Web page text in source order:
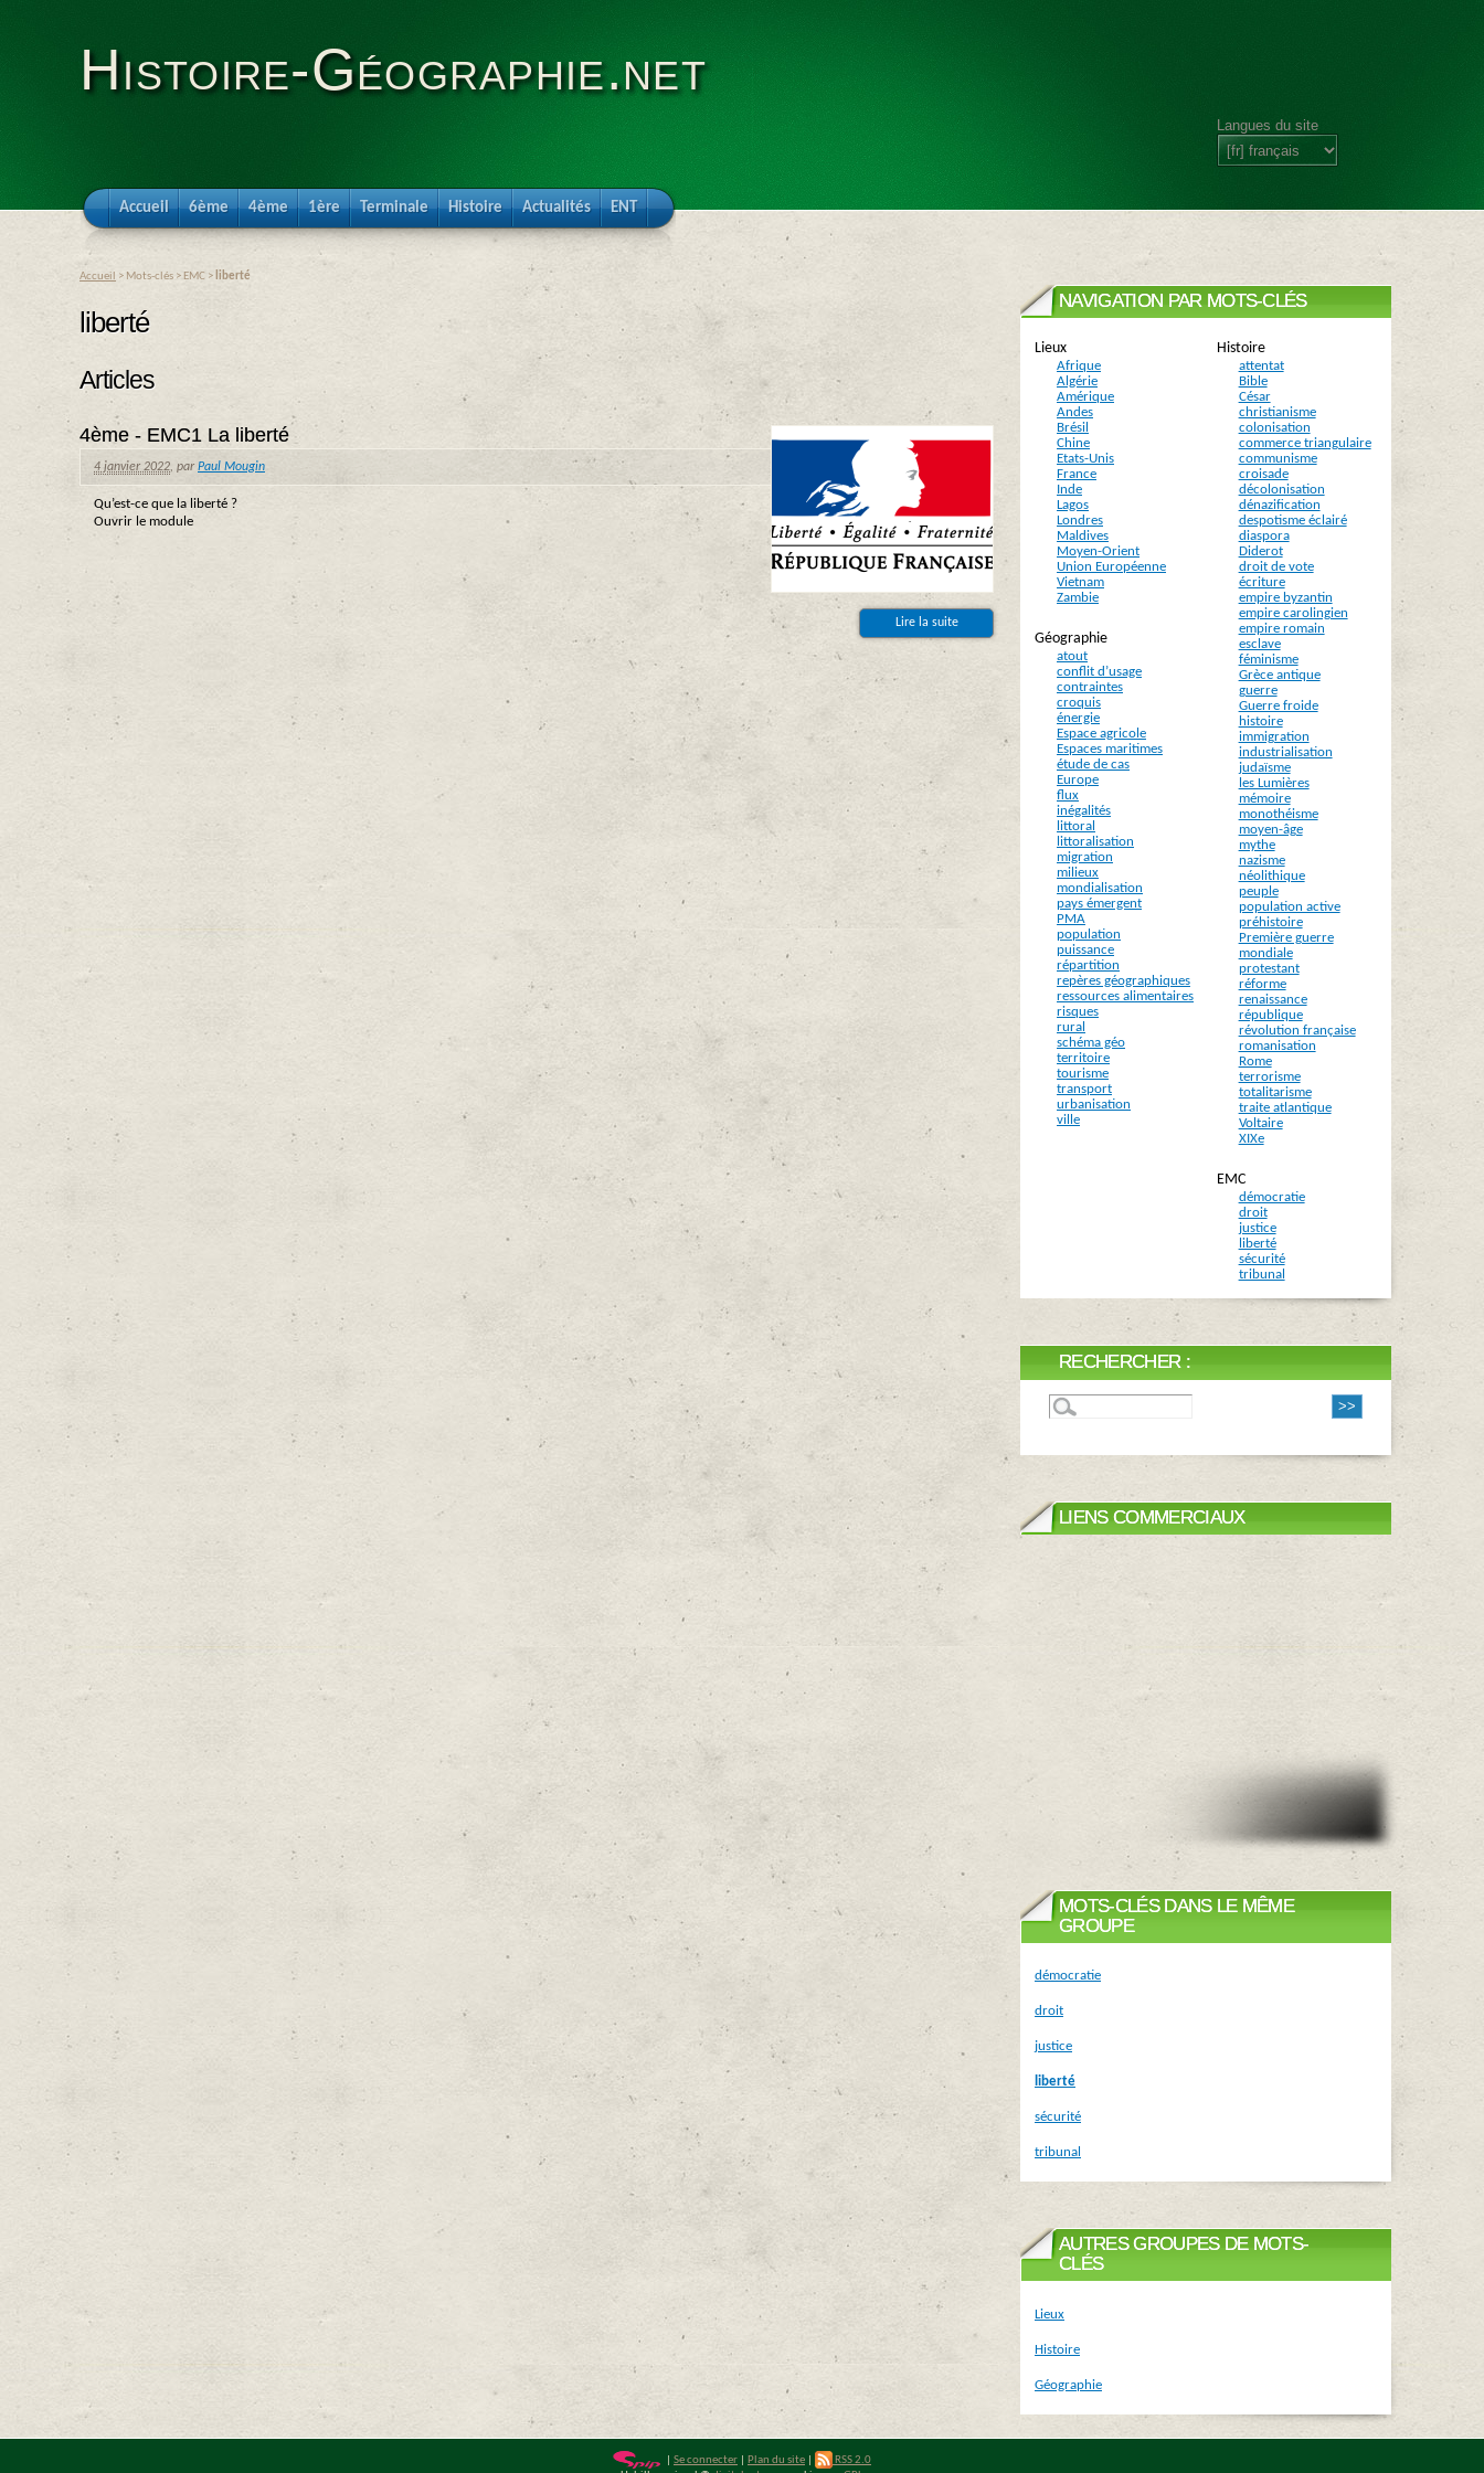
Histoire-Géographie.net
Langues du site
Accueil 6ème 4ème 1ère Terminale Histoire Actualités ENT
Accueil > Mots-clés > EMC > liberté
liberté
Articles
4ème - EMC1 La liberté
4 janvier 2022, par Paul Mougin
Qu’est-ce que la liberté ?
Ouvrir le module
Lire la suite
NAVIGATION PAR MOTS-CLÉS
Lieux
Afrique
Algérie
Amérique
Andes
Brésil
Chine
Etats-Unis
France
Inde
Lagos
Londres
Maldives
Moyen-Orient
Union Européenne
Vietnam
Zambie
Histoire
attentat
Bible
César
christianisme
colonisation
commerce triangulaire
communisme
croisade
décolonisation
dénazification
despotisme éclairé
diaspora
Diderot
droit de vote
écriture
empire byzantin
empire carolingien
empire romain
esclave
féminisme
Grèce antique
guerre
Guerre froide
histoire
immigration
industrialisation
judaïsme
les Lumières
mémoire
monothéisme
moyen-âge
mythe
nazisme
néolithique
peuple
population active
préhistoire
Première guerre
mondiale
protestant
réforme
renaissance
république
révolution française
romanisation
Rome
terrorisme
totalitarisme
traite atlantique
Voltaire
XIXe
Géographie
atout
conflit d’usage
contraintes
croquis
énergie
Espace agricole
Espaces maritimes
étude de cas
Europe
flux
inégalités
littoral
littoralisation
migration
milieux
mondialisation
pays émergent
PMA
population
puissance
répartition
repères géographiques
ressources alimentaires
risques
rural
schéma géo
territoire
tourisme
transport
urbanisation
ville
EMC
démocratie
droit
justice
liberté
sécurité
tribunal
RECHERCHER :
LIENS COMMERCIAUX
MOTS-CLÉS DANS LE MÊME
GROUPE
démocratie
droit
justice
liberté
sécurité
tribunal
AUTRES GROUPES DE MOTS-
CLÉS
Lieux
Histoire
Géographie
Se connecter Plan du site
RSS 2.0